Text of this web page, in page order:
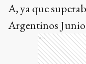
A, ya que
Argentinos
Ads